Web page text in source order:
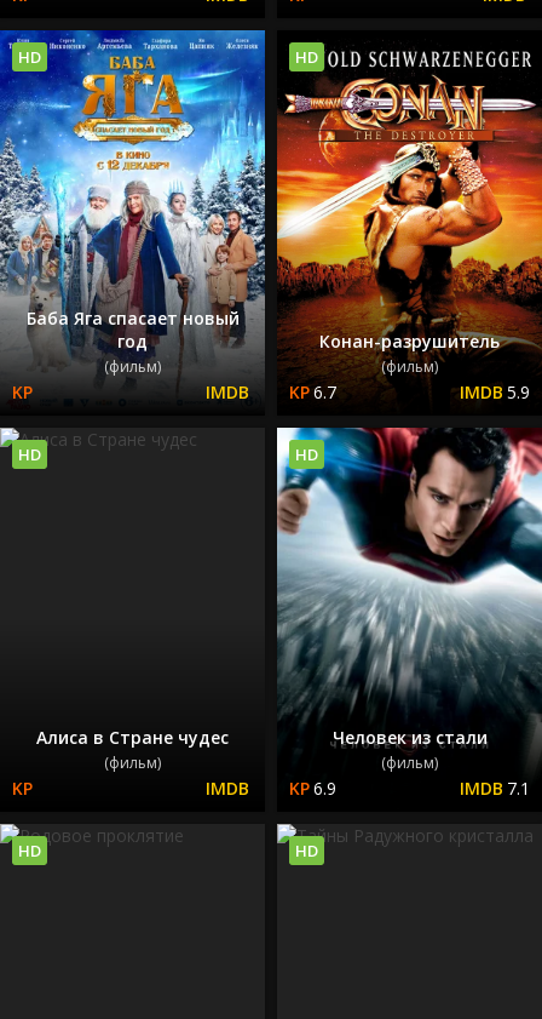
Баба Яга спасает новый
год
(фильм)
HD
Конан-разрушитель
(фильм)
6.7 5.9
HD
Алиса в Стране чудес
(фильм)
HD
Человек из стали
(фильм)
6.9 7.1
HD
HD HD